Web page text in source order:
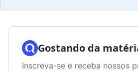
Gostando da
Inscreva-se e receba nossos